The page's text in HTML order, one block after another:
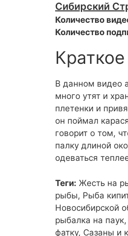
Сибирский
Количество
Количество
В данном видео
много утят и
плетенки и
он поймал
говорит о том,
палку длиной
одеваться
Теги: Жесть на
рыбы, Рыба
Новосибирской
рыбалка на
фатку, Сазаны и